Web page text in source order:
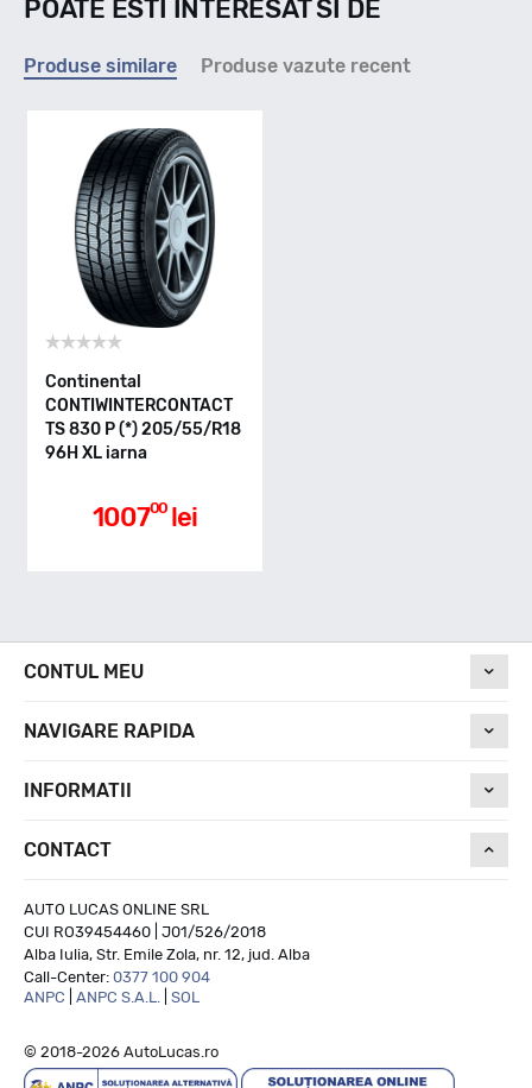
Indice viteza
H - max 210km/h
Indice greutate
B
Aderenta pe carosabil ud
Nivel de zgomot
72
POATE ESTI INTERESAT SI DE
Produse similare Produse vazute recent
Continental
CONTIWINTERCONTACT
TS 830 P (*) 205/55/R18
96H XL iarna
100700 lei
CONTUL MEU
NAVIGARE RAPIDA
INFORMATII
CONTACT
AUTO LUCAS ONLINE SRL
CUI RO39454460 | J01/526/2018
Alba Iulia, Str. Emile Zola, nr. 12, jud. Alba
Call-Center: 0377 100 904
ANPC
ANPC S.A.L. SOL
© 2018-2026 AutoLucas.ro